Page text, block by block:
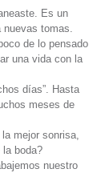
Es un
nuevas tomas.
de lo pensado
una vida con la
días”. Hasta
meses de
mejor sonrisa,
boda?
nuestro